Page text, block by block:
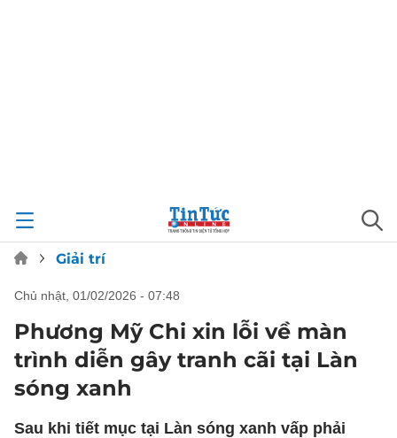
Giải trí
chủ nhật, 01/02/2026 - 07:48
Phương Mỹ Chi xin lỗi về màn
trình diễn gây tranh cãi tại Làn
sóng xanh
Sau khi tiết mục tại Làn sóng xanh vấp phải